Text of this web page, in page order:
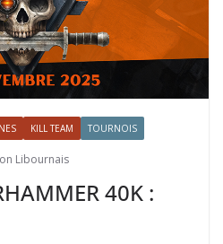
KILL TEAM TOURNOIS
Libournais
40K :